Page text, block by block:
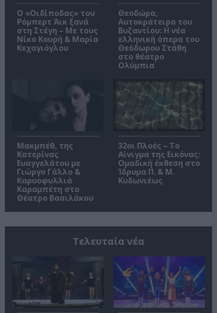
O «Οιδίποδας» του
Ρόμπερτ Άικ ξανά
στη Στέγη – Με τους
Νίκο Κουρή & Μαρία
Κεχαγιόγλου
Θεοδώρα,
Αυτοκράτειρα του
Βυζαντίου: Η νέα
ελληνική όπερα του
Θεόδωρου Στάθη
στο θέατρο
Ολύμπια
Μακμπέθ, της
Κατερίνας
Ευαγγελάτου με
Γιώργο Γάλλο &
Καρυοφυλλιά
Καραμπέτη στο
Θέατρο Βασιλάκου
32οι Πλοές – Το
Αίνιγμα της Εικόνας:
Ομαδική έκθεση στο
Ίδρυμα Π. & Μ.
Κυδωνιέως
Τελευταία νέα